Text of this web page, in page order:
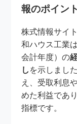
報のポイント
株式情報サイ
和ハウス工業
会計年度）の
し を示しまし
え、受取利息
めた利益であ
指標です。